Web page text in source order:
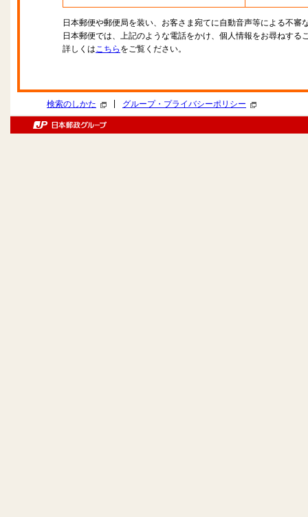
日本郵便や郵便局を装い、お客さま宛てに自動音声等による不審
日本郵便では、上記のような電話をかけ、個人情報をお尋ねする
詳しくはこちら をご覧ください。
検索のしかた グループ・プライバシーポリシー